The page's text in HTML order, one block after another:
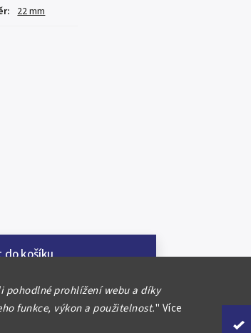
pohodlné prohlížení webu a díky
funkce, výkon a použitelnost." Více
: 22 mm
do košíku